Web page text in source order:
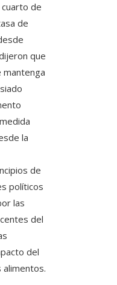
cuarto de
de
que
mantenga
la
de
políticos
las
del
del